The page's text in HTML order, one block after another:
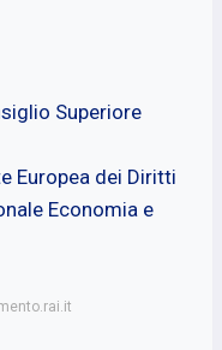
Superiore
Europea dei Diritti
Economia e